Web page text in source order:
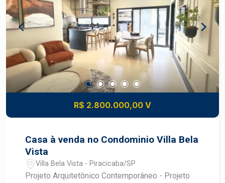
R$ 2.800.000,00 V
Casa à venda no Condominio Villa Bela
Vista
Villa Bela Vista - Piracicaba/SP
Projeto Arquitetônico Contemporâneo - Projeto